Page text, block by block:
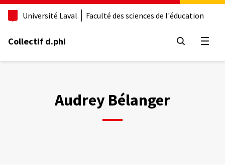
Aller
principal
Université Laval Faculté des sciences de l'éducation
Collectif d.phi
Audrey Bélanger